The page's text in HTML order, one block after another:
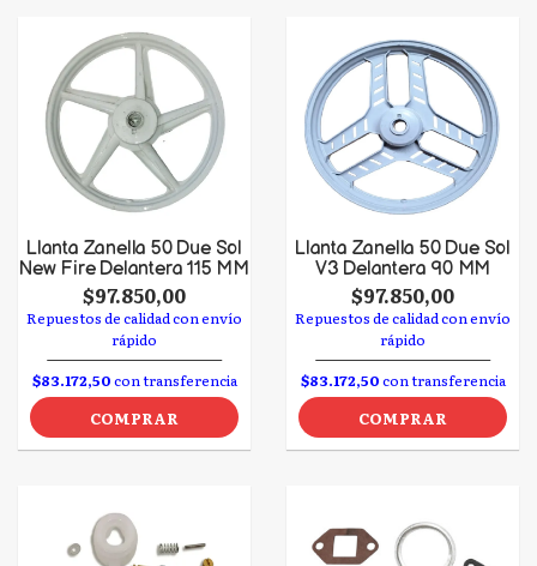
Llanta Zanella 50 Due Sol
New Fire Delantera 115 MM
$97.850,00
Repuestos de calidad con envío
rápido
$83.172,50con transferencia
COMPRAR
Llanta Zanella 50 Due Sol
V3 Delantera 90 MM
$97.850,00
Repuestos de calidad con envío
rápido
$83.172,50con transferencia
COMPRAR